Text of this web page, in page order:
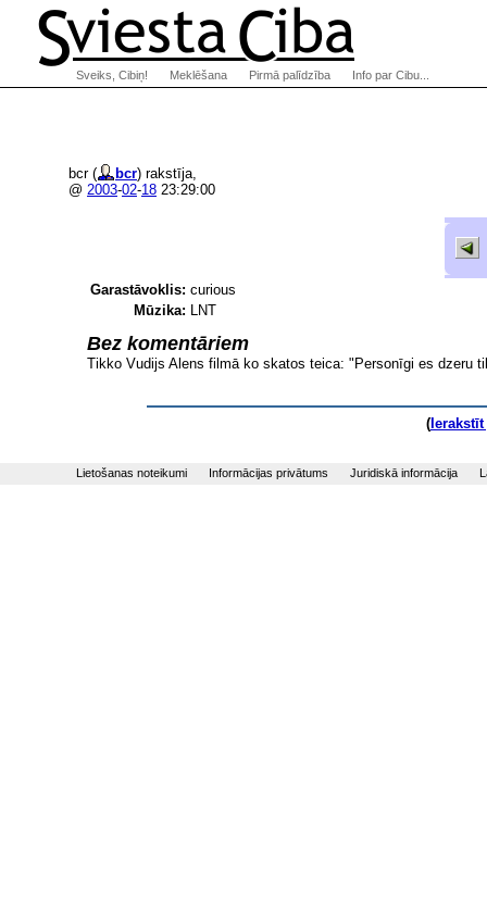
bcr ( bcr) rakstīja,
@ 2003-02-18 23:29:00
Garastāvoklis: curious
Mūzika: LNT
Bez komentāriem
Tikko Vudijs Alens filmā ko skatos teica: "Personīgi es dzeru
(
Sveiks, Cibiņ! Meklēšana Pirmā palīdzība Info par Cibu...
Lietošanas noteikumi Informācijas privātums Juridiskā informācija